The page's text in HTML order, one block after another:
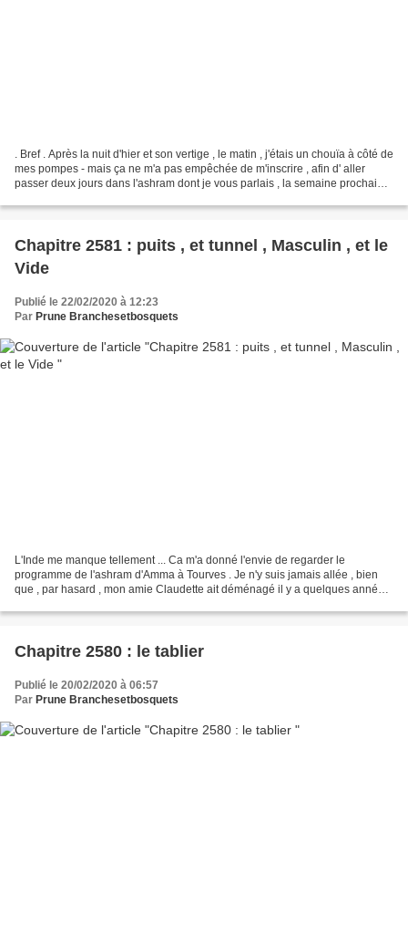
. Bref . Après la nuit d'hier et son vertige , le matin , j'étais un chouïa à côté de
mes pompes - mais ça ne m'a pas empêchée de m'inscrire , afin d' aller
passer deux jours dans l'ashram dont je vous parlais , la semaine prochaine
Chapitre 2581 : puits , et tunnel , Masculin , et le
Vide
Publié le 22/02/2020 à 12:23
Par Prune Branchesetbosquets
L'Inde me manque tellement ... Ca m'a donné l'envie de regarder le
programme de l'ashram d'Amma à Tourves . Je n'y suis jamais allée , bien
que , par hasard , mon amie Claudette ait déménagé il y a quelques années
Chapitre 2580 : le tablier
Publié le 20/02/2020 à 06:57
Par Prune Branchesetbosquets